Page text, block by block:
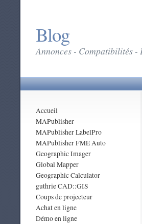
Blog
Annonces - Compatibilités -
Accueil
MAPublisher
MAPublisher LabelPro
MAPublisher FME Auto
Geographic Imager
Global Mapper
Geographic Calculator
guthrie CAD::GIS
Coups de projecteur
Achat en ligne
Démo en ligne